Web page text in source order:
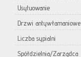
Usytuowanie
Drzwi antywłamaniowe
Liczba sypialni
Spółdzielnia/Zarządca